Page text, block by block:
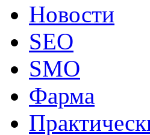
Новости
SEO
SMO
Фарма